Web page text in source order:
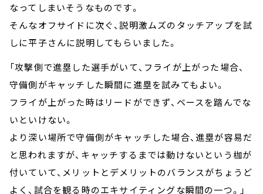
なってしまいそうなものです。
そんなオフサイドに次ぐ、説明激ムズのタッチアップを試
しに平子さんに説明してもらいました。
「攻撃側で進塁した選手がいて、フライが上がった場合、
守備側がキャッチした瞬間に進塁を試みてもよい。
フライが上がった時はリードができず、ベースを踏んでな
いといけない。
より深い場所で守備側がキャッチした場合、進塁が容易だ
と思われますが、キャッチするまでは動けないという枷が
付いていて、メリットとデメリットのバランスがちょうど
よく、試合を観る時のエキサイティングな瞬間の一つ。」